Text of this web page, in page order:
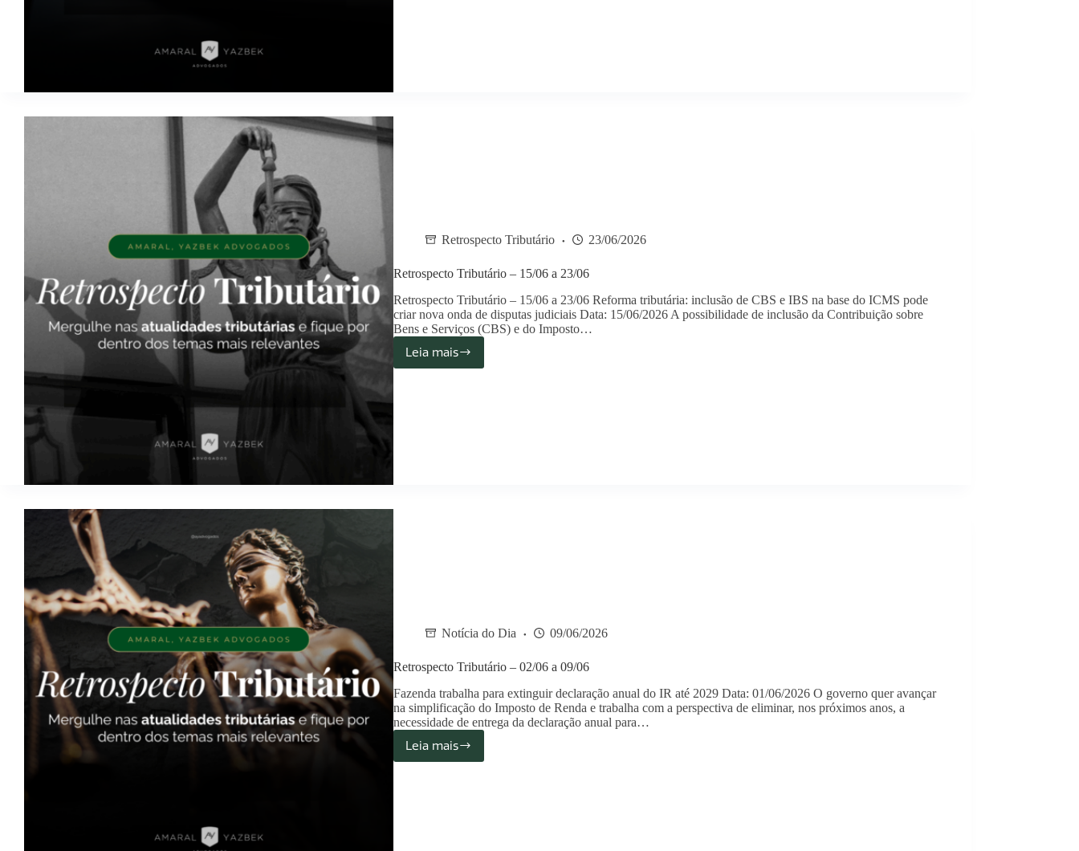
Retrospecto Tributário 23/06/2026
Retrospecto Tributário – 15/06 a 23/06
Retrospecto Tributário – 15/06 a 23/06 Reforma tributária: inclusão de CBS e IBS na base do ICMS pode
criar nova onda de disputas judiciais Data: 15/06/2026 A possibilidade de inclusão da Contribuição sobre
Bens e Serviços (CBS) e do Imposto…
Leia mais
Notícia do Dia 09/06/2026
Retrospecto Tributário – 02/06 a 09/06
Fazenda trabalha para extinguir declaração anual do IR até 2029 Data: 01/06/2026 O governo quer avançar
na simplificação do Imposto de Renda e trabalha com a perspectiva de eliminar, nos próximos anos, a
necessidade de entrega da declaração anual para…
Leia mais